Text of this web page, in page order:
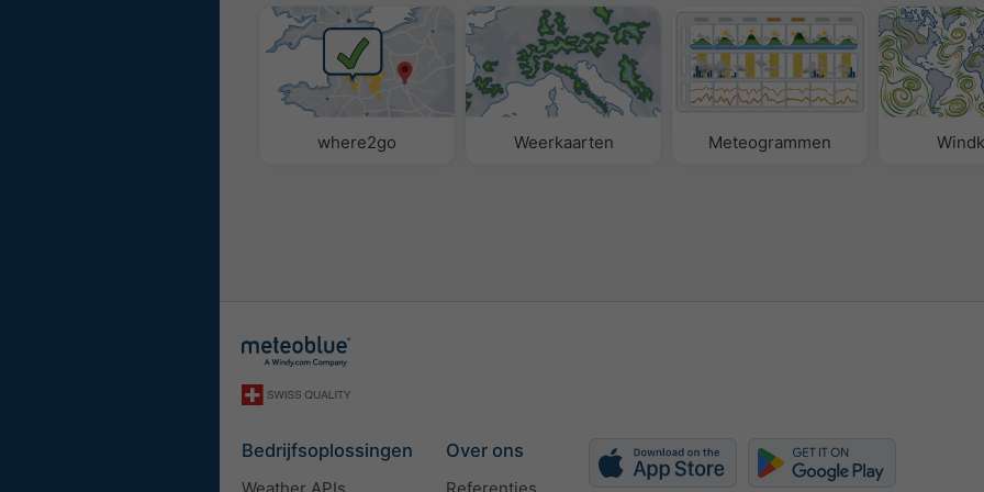
where2go Weerkaarten Meteogrammen
Bedrijfsoplossingen Over ons